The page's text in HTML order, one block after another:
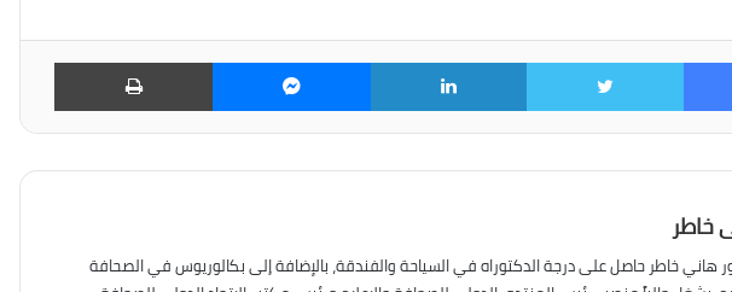
خاطر
هاني خاطر حاصل على درجة الدكتوراه في السياحة والفندقة، بالإضافة إلى بكالوريوس في الصحافة